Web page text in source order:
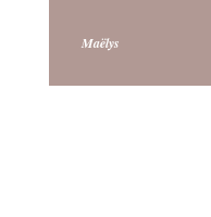
Maëlys